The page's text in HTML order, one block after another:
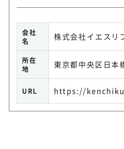
会社
名
株式会社イエスリ
所在
地
東京都中央区日本
URL https://